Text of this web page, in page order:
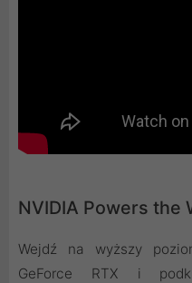
NVIDIA Powers the
Wejdź na wyższy
GeForce RTX i